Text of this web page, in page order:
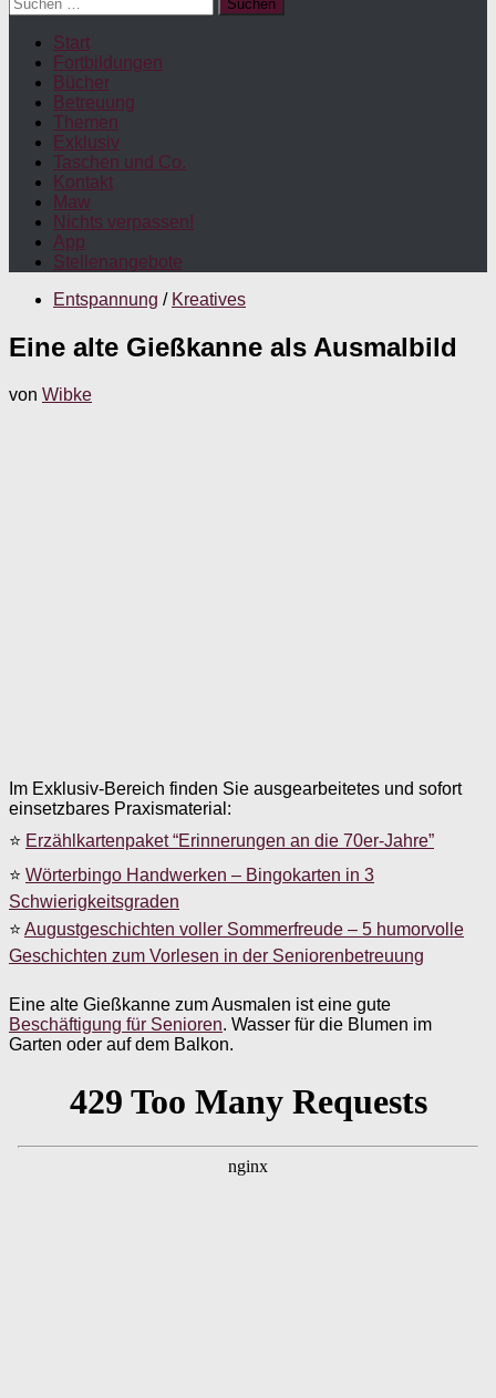
nach:
Start
Fortbildungen
Bücher
Betreuung
Themen
Exklusiv
Taschen und Co.
Kontakt
Maw
Nichts verpassen!
App
Stellenangebote
Entspannung / Kreatives
Eine alte Gießkanne als Ausmalbild
von Wibke
Im Exklusiv-Bereich finden Sie ausgearbeitetes und sofort
einsetzbares Praxismaterial:
⭐ Erzählkartenpaket “Erinnerungen an die 70er-Jahre”
⭐ Wörterbingo Handwerken – Bingokarten in 3
Schwierigkeitsgraden
⭐ Augustgeschichten voller Sommerfreude – 5 humorvolle
Geschichten zum Vorlesen in der Seniorenbetreuung
Eine alte Gießkanne zum Ausmalen ist eine gute
Beschäftigung für Senioren. Wasser für die Blumen im
Garten oder auf dem Balkon.